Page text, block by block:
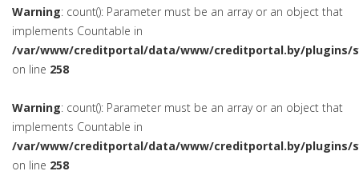
Warning: count(): Parameter must be an array or an object that
implements Countable in
/var/www/creditportal/data/www/creditportal.by/plugins/
on line 258
Warning: count(): Parameter must be an array or an object that
implements Countable in
/var/www/creditportal/data/www/creditportal.by/plugins/
on line 258